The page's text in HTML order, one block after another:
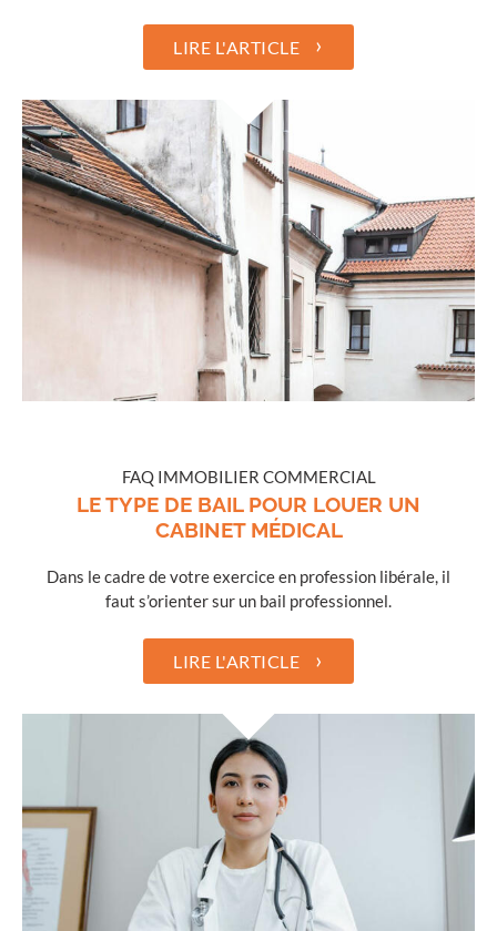
LIRE L'ARTICLE ›
FAQ IMMOBILIER COMMERCIAL
LE TYPE DE BAIL POUR LOUER UN
CABINET MÉDICAL
Dans le cadre de votre exercice en profession libérale, il
faut s’orienter sur un bail professionnel.
LIRE L'ARTICLE ›